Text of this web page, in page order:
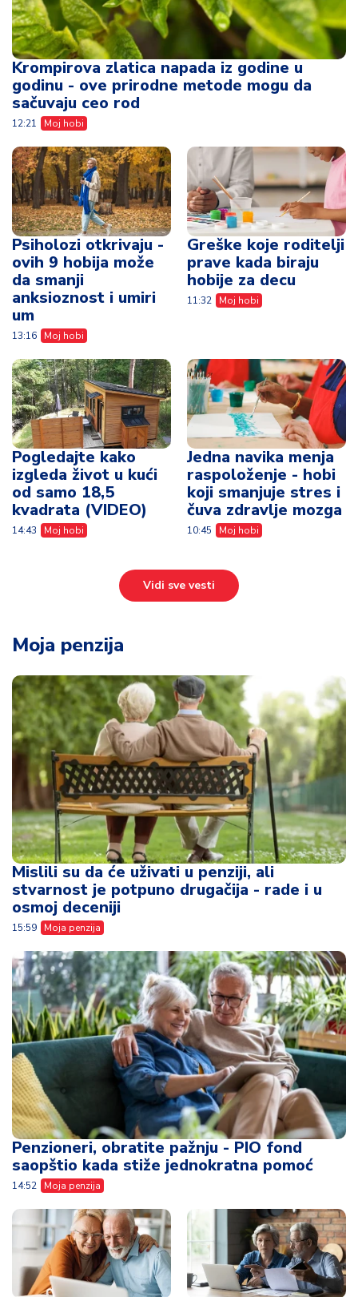
Krompirova zlatica napada iz godine u
godinu - ove prirodne metode mogu da
sačuvaju ceo rod
12:21 Moj hobi
Psiholozi otkrivaju -
ovih 9 hobija može
da smanji
anksioznost i umiri
um
13:16 Moj hobi
Greške koje roditelji
prave kada biraju
hobije za decu
11:32 Moj hobi
Pogledajte kako
izgleda život u kući
od samo 18,5
kvadrata (VIDEO)
14:43 Moj hobi
Jedna navika menja
raspoloženje - hobi
koji smanjuje stres i
čuva zdravlje mozga
10:45 Moj hobi
Vidi sve vesti
Moja penzija
Mislili su da će uživati u penziji, ali
stvarnost je potpuno drugačija - rade i u
osmoj deceniji
15:59 Moja penzija
Penzioneri, obratite pažnju - PIO fond
saopštio kada stiže jednokratna pomoć
14:52 Moja penzija